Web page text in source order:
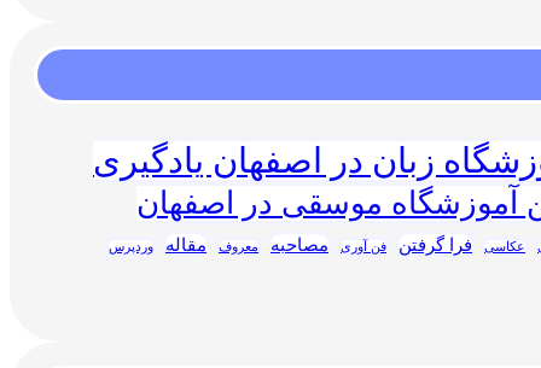
زبان در اصفهان یادگیری
آموزشگاه موسقی در اصفهان
عکاسی فرا گرفتن فن آوری مصاحبه معروف مقاله
وردپرس